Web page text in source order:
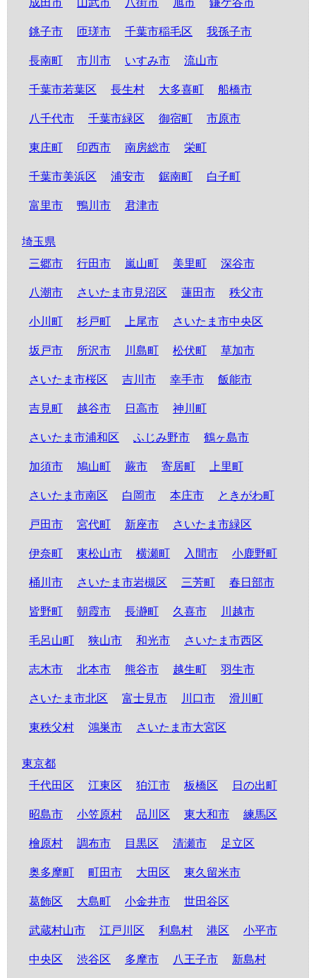
成田市 山武市 八街市 旭市 鎌ケ谷市
銚子市 匝瑳市 千葉市稲毛区 我孫子市
長南町 市川市 いすみ市 流山市
千葉市若葉区 長生村 大多喜町 船橋市
八千代市 千葉市緑区 御宿町 市原市
東庄町 印西市 南房総市 栄町
千葉市美浜区 浦安市 鋸南町 白子町
富里市 鴨川市 君津市
埼玉県
三郷市
行田市 嵐山町 美里町 深谷市
八潮市 さいたま市見沼区 蓮田市 秩父市
小川町 杉戸町 上尾市 さいたま市中央区
坂戸市 所沢市 川島町 松伏町 草加市
さいたま市桜区 吉川市 幸手市 飯能市
吉見町 越谷市 日高市 神川町
さいたま市浦和区 ふじみ野市 鶴ヶ島市
加須市 鳩山町 蕨市 寄居町 上里町
さいたま市南区 白岡市 本庄市 ときがわ町
戸田市 宮代町 新座市 さいたま市緑区
伊奈町 東松山市 横瀬町 入間市 小鹿野町
桶川市 さいたま市岩槻区 三芳町 春日部市
皆野町 朝霞市 長瀞町 久喜市 川越市
毛呂山町 狭山市 和光市 さいたま市西区
志木市 北本市 熊谷市 越生町 羽生市
さいたま市北区 富士見市 川口市 滑川町
東秩父村 鴻巣市 さいたま市大宮区
東京都
千代田区
江東区 狛江市 板橋区 日の出町
昭島市 小笠原村 品川区 東大和市 練馬区
檜原村 調布市 目黒区 清瀬市 足立区
奥多摩町 町田市 大田区 東久留米市
葛飾区 大島町 小金井市 世田谷区
武蔵村山市 江戸川区 利島村 港区 小平市
中央区 渋谷区 多摩市 八王子市 新島村